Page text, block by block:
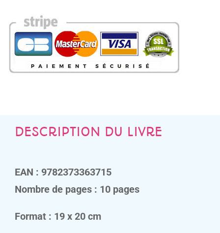
LES
MOTS
DESCRIPTION DU LIVRE
EAN : 9782373363715
Nombre de pages : 10 pages
Format : 19 x 20 cm